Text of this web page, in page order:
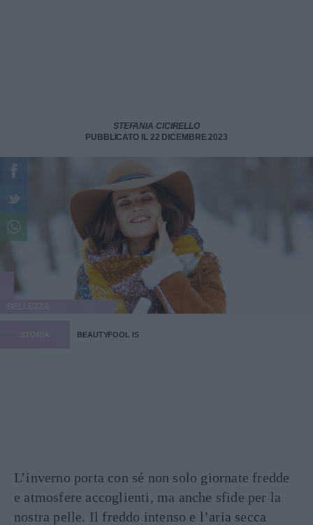
STEFANIA CICIRELLO
PUBBLICATO IL 22 DICEMBRE 2023
BEAUTYFOOL IS
L’inverno porta con sé non solo giornate fredde
e atmosfere accoglienti, ma anche sfide per la
nostra pelle. Il freddo intenso e l’aria secca